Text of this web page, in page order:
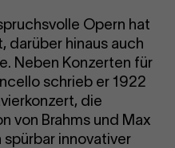
Opern hat
darüber hinaus auch
Neben Konzerten für
schrieb er 1922
die
von Brahms und Max
innovativer